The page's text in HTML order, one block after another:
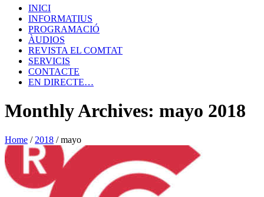
INICI
INFORMATIUS
PROGRAMACIÓ
ÀUDIOS
REVISTA EL COMTAT
SERVICIS
CONTACTE
EN DIRECTE…
Monthly Archives: mayo 2018
Home / 2018 /mayo